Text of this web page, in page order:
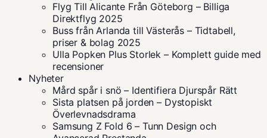
Flyg Till Alicante Från Göteborg – Billiga
Direktflyg 2025
Buss från Arlanda till Västerås – Tidtabell,
priser & bolag 2025
Ulla Popken Plus Storlek – Komplett guide med
recensioner
Nyheter
Mård spår i snö – Identifiera Djurspår Rätt
Sista platsen på jorden – Dystopiskt
Överlevnadsdrama
Samsung Z Fold 6 – Tunn Design och